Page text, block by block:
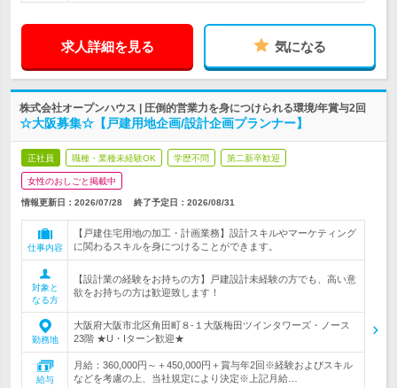
求人詳細を見る 気になる
株式会社オープンハウス | 圧倒的営業力を身につけられる環境/年賞与2回
☆大阪募集☆【戸建用地企画/設計企画プランナー】
正社員 職種・業種未経験OK 学歴不問 第二新卒歓迎
女性のおしごと掲載中
情報更新日：2026/07/28 終了予定日： 2026/08/31
仕事内容
【戸建住宅用地の加工・計画業務】設計スキルやマーケティング
に関わるスキルを身につけることができます。
対象と
なる方
【設計業の経験をお持ちの方】戸建設計未経験の方でも、高い意
欲をお持ちの方は歓迎致します！
勤務地
大阪府大阪市北区角田町８-１大阪梅田ツインタワーズ・ノース
23階 ★U・Iターン歓迎★
給与
月給：360,000円～＋450,000円＋賞与年2回※経験およびスキル
などを考慮の上、当社規定により決定※上記月給…